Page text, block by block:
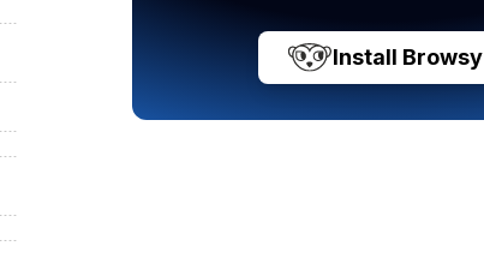
Install Browsy